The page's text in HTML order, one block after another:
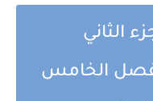
الثاني
الخامس